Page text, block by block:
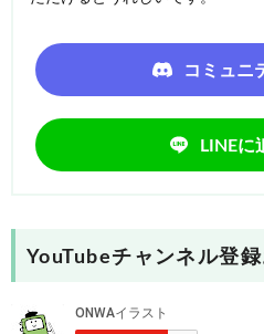
コミュニ
LINEに
YouTubeチャンネル登録